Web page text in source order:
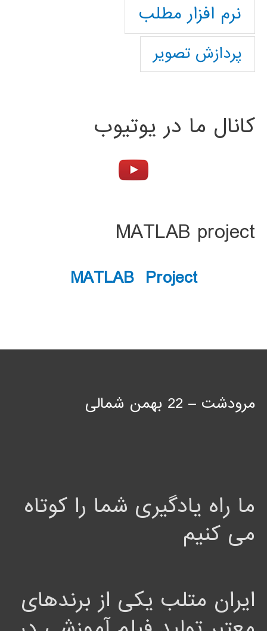
نرم افزار مطلب
پردازش تصویر
کانال ما در یوتیوب
MATLAB project
MATLAB Project
مرودشت – 22 بهمن شمالی
ما راه یادگیری شما را کوتاه
می کنیم
ایران متلب یکی از برندهای